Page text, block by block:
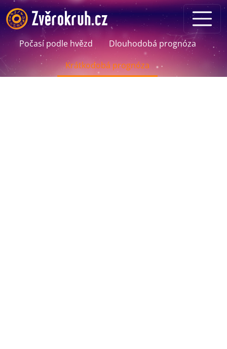
Počasí podle hvězd
Dlouhodobá prognóza
Krátkodobá prognóza